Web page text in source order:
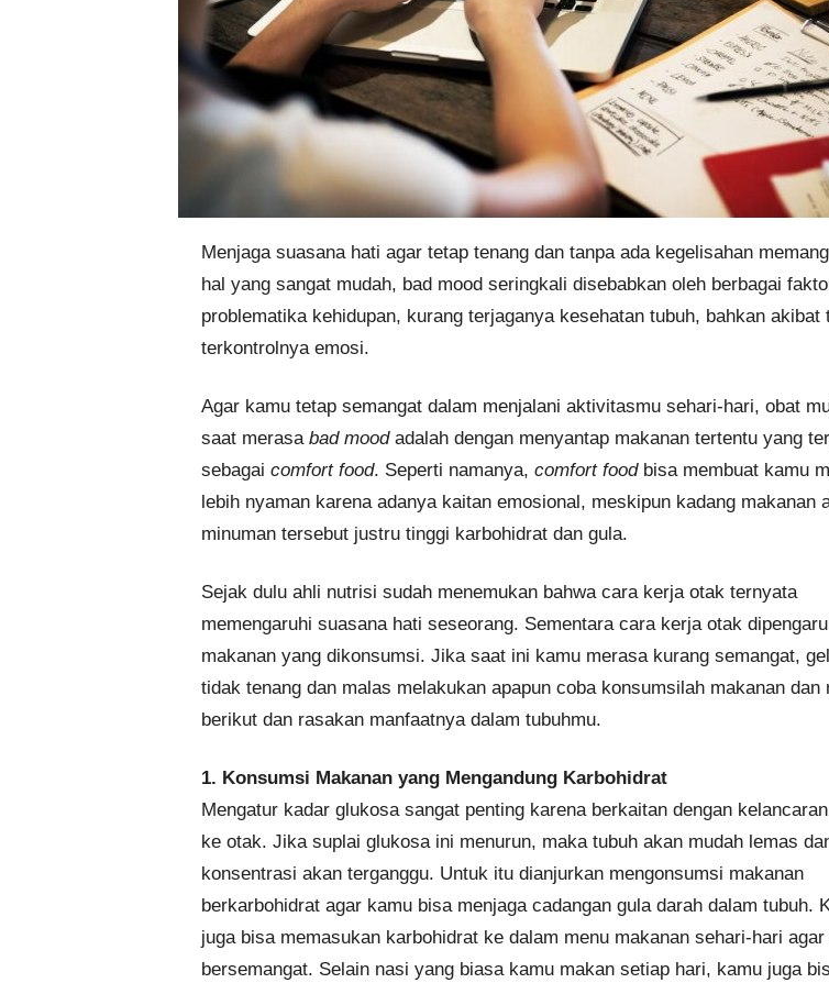
Menjaga suasana hati agar tetap tenang dan tanpa ada kegelisahan
hal yang sangat mudah, bad mood seringkali disebabkan oleh berbagai
problematika kehidupan, kurang terjaganya kesehatan tubuh, bahkan akibat
terkontrolnya emosi.
Agar kamu tetap semangat dalam menjalani aktivitasmu sehari-hari, obat
saat merasa bad moodadalah dengan menyantap makanan tertentu yang
sebagai comfort food. Seperti namanya, comfort foodbisa membuat kamu
lebih nyaman karena adanya kaitan emosional, meskipun kadang makanan
minuman tersebut justru tinggi karbohidrat dan gula.
Sejak dulu ahli nutrisi sudah menemukan bahwa cara kerja otak ternyata
memengaruhi suasana hati seseorang. Sementara cara kerja otak
makanan yang dikonsumsi. Jika saat ini kamu merasa kurang semangat,
tidak tenang dan malas melakukan apapun coba konsumsilah makanan dan
berikut dan rasakan manfaatnya dalam tubuhmu.
1. Konsumsi Makanan yang Mengandung Karbohidrat
Mengatur kadar glukosa sangat penting karena berkaitan dengan
ke otak. Jika suplai glukosa ini menurun, maka tubuh akan mudah lemas
konsentrasi akan terganggu. Untuk itu dianjurkan mengonsumsi makanan
berkarbohidrat agar kamu bisa menjaga cadangan gula darah dalam tubuh.
juga bisa memasukan karbohidrat ke dalam menu makanan sehari-hari agar
bersemangat. Selain nasi yang biasa kamu makan setiap hari, kamu juga